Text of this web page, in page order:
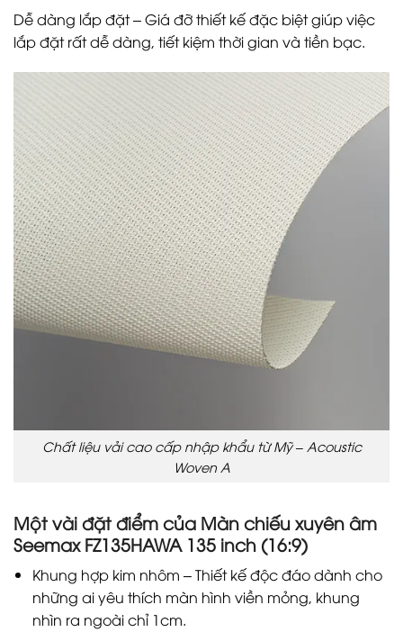
Dễ dàng lắp đặt – Giá đỡ thiết kế đặc biệt giúp việc
lắp đặt rất dễ dàng, tiết kiệm thời gian và tiền bạc.
Chất liệu vải cao cấp nhập khẩu từ Mỹ – Acoustic
Woven A
Một vài đặt điểm của Màn chiếu xuyên âm
Seemax FZ135HAWA 135 inch (16:9)
Khung hợp kim nhôm – Thiết kế độc đáo dành cho
những ai yêu thích màn hình viền mỏng, khung
nhìn ra ngoài chỉ 1cm.